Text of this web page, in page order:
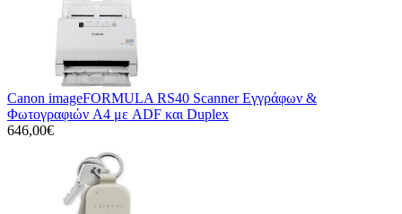
Canon imageFORMULA RS40 Scanner Εγγράφων &
Φωτογραφιών A4 με ADF και Duplex
646,00€